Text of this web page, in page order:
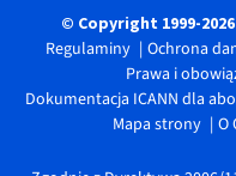
© Copyright 1999-2026
Regulaminy
Ochrona
Prawa i
Dokumentacja ICANN dla
Mapa strony
O